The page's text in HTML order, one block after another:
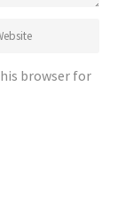
browser for